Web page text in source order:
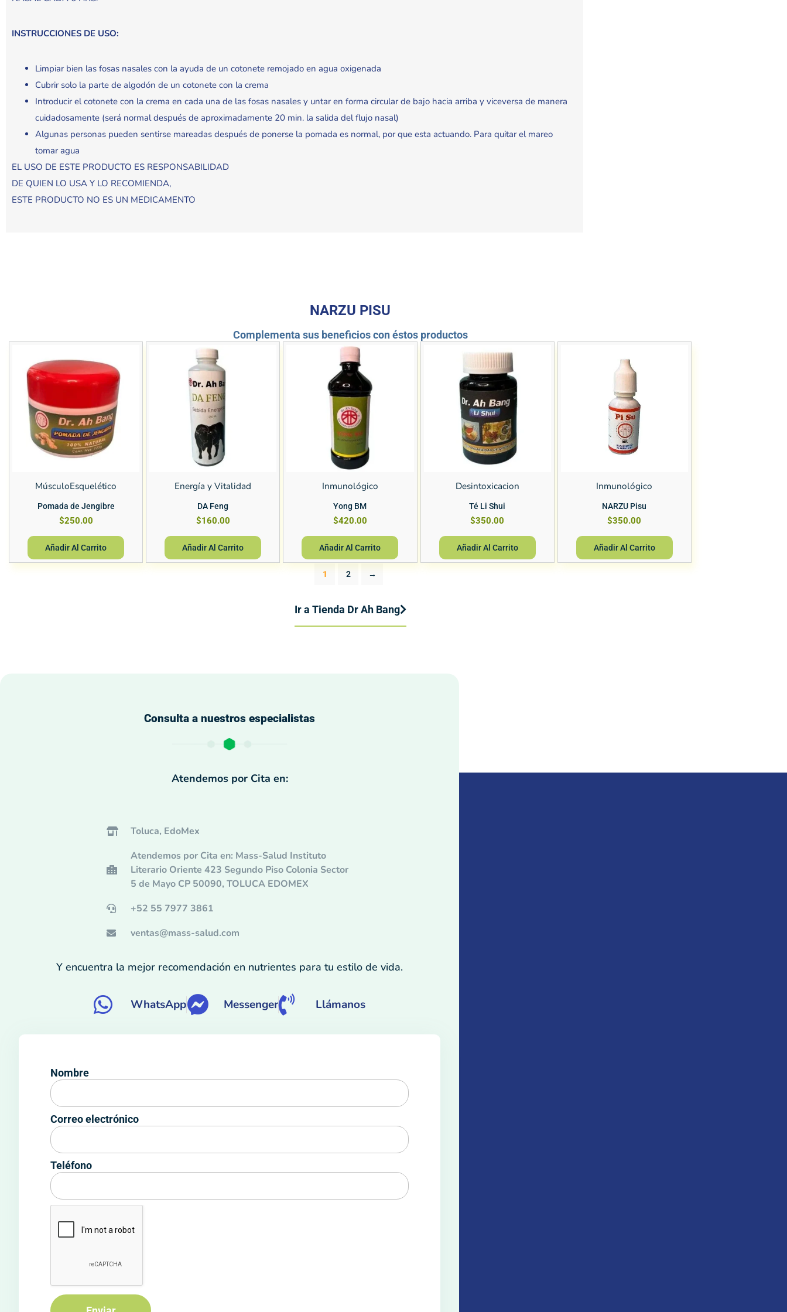
INSTRUCCIONES DE USO:
Limpiar bien las fosas nasales con la ayuda de un cotonete remojado en agua oxigenada
Cubrir solo la parte de algodón de un cotonete con la crema
Introducir el cotonete con la crema en cada una de las fosas nasales y untar en forma circular de bajo hacia arriba y viceversa de manera
cuidadosamente (será normal después de aproximadamente 20 min. la salida del flujo nasal)
Algunas personas pueden sentirse mareadas después de ponerse la pomada es normal, por que esta actuando. Para quitar el mareo
tomar agua
EL USO DE ESTE PRODUCTO ES RESPONSABILIDAD
DE QUIEN LO USA Y LO RECOMIENDA,
ESTE PRODUCTO NO ES UN MEDICAMENTO
NARZU PISU
Complementa sus beneficios con éstos productos
MúsculoEsquelético
Pomada de Jengibre
$250.00
Añadir Al Carrito
Energía y Vitalidad
DA Feng
$160.00
Añadir Al Carrito
Inmunológico
Yong BM
$420.00
Añadir Al Carrito
Desintoxicacion
Té Li Shui
$350.00
Añadir Al Carrito
Inmunológico
NARZU Pisu
$350.00
Añadir Al Carrito
1 2 →
Ir a Tienda Dr Ah Bang
Consulta a nuestros especialistas
Atendemos por Cita en:
Toluca, EdoMex
Atendemos por Cita en: Mass-Salud Instituto
Literario Oriente 423 Segundo Piso Colonia Sector
5 de Mayo CP 50090, TOLUCA EDOMEX
+52 55 7977 3861
ventas@mass-salud.com
Y encuentra la mejor recomendación en nutrientes para tu estilo de vida.
WhatsApp Messenger Llámanos
Nombre
Correo electrónico
Teléfono